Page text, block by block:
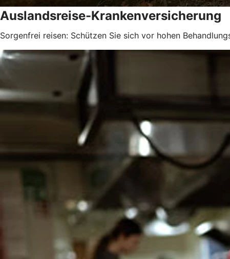
Auslandsreise-Krankenversicherung
Sorgenfrei reisen: Schützen Sie sich vor hohen